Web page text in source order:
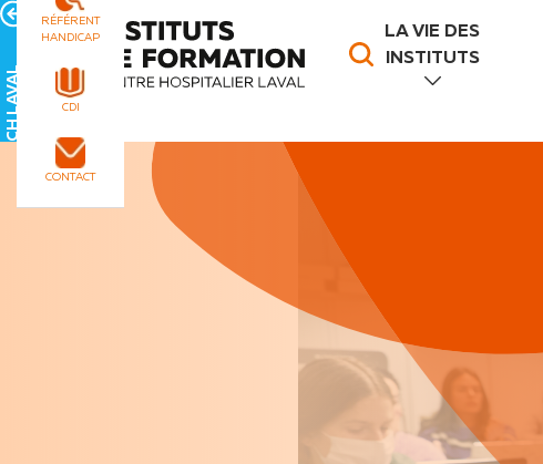
Panneau de gestion des cookies
LA VIE DES
INSTITUTS
RÉFÉRENT
HANDICAP
CDI
CONTACT
CH LAVAL